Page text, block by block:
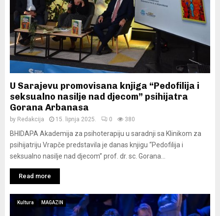
U Sarajevu promovisana knjiga “Pedofilija i
seksualno nasilje nad djecom” psihijatra
Gorana Arbanasa
by Redakcija 15. lipnja 2025. 0 380
BHIDAPA Akademija za psihoterapiju u saradnji sa Klinikom za
psihijatriju Vrapče predstavila je danas knjigu “Pedofilija i
seksualno nasilje nad djecom” prof. dr. sc. Gorana...
Read more
Kultura MAGAZIN